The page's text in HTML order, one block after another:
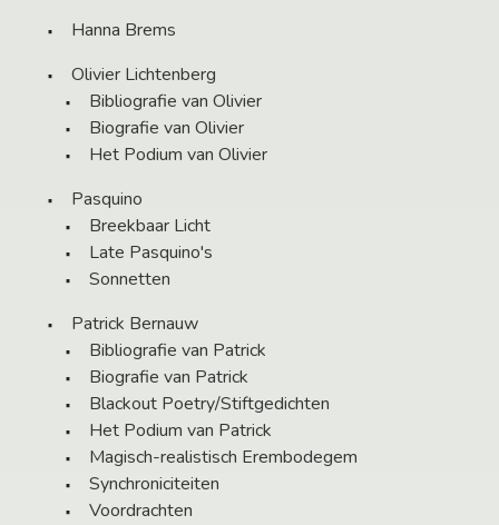
Hanna Brems
Olivier Lichtenberg
Bibliografie van Olivier
Biografie van Olivier
Het Podium van Olivier
Pasquino
Breekbaar Licht
Late Pasquino's
Sonnetten
Patrick Bernauw
Bibliografie van Patrick
Biografie van Patrick
Blackout Poetry/Stiftgedichten
Het Podium van Patrick
Magisch-realistisch Erembodegem
Synchroniciteiten
Voordrachten